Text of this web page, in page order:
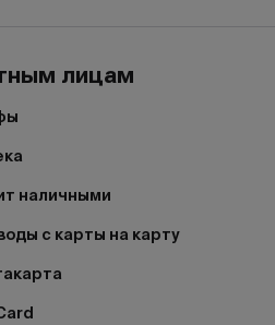
лицам
наличными
с карты на карту